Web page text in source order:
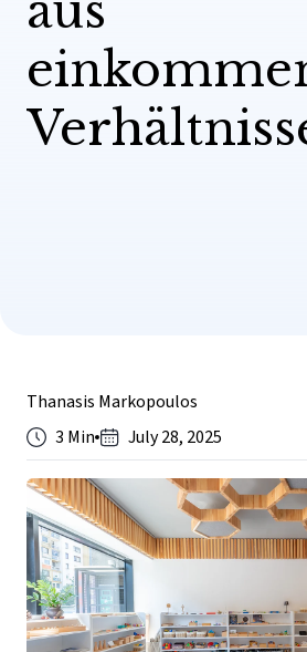
Thanasis Markopoulos
3 Min
July 28, 2025